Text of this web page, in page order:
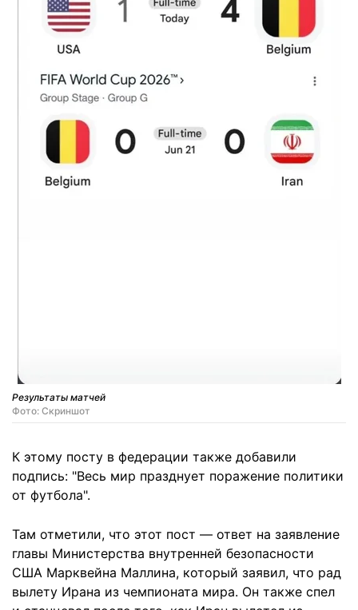
Результаты матчей
Фото: Скриншот
К этому посту в федерации также добавили
подпись: "Весь мир празднует поражение политики
от футбола".
Там отметили, что этот пост — ответ на заявление
главы Министерства внутренней безопасности
США Марквейна Маллина, который заявил, что рад
вылету Ирана из чемпионата мира. Он также спел